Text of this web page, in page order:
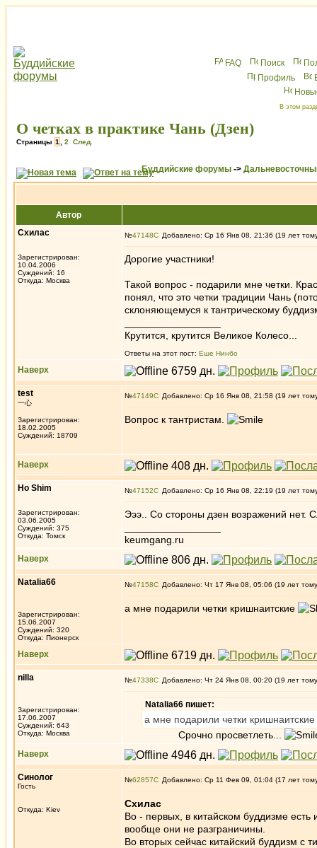
FAQ Поиск
Профиль
В этом
О четках в практике Чань (Дзен)
Страницы 1 2 След.
Буддийские форумы ->
Автор
Схилас
Зарегистрирован:
10.04.2006
Суждений: 16
Откуда: Москва
№47148 Добавлено: Ср 16 Янв 08, 21:36 (19 лет
Дорогие участники!
Такой вопрос - подарили мне четки.
понял, что это четки традиции Чань
склоняющемуся к тантрическому
Крутится, крутится Великое Колесо...
Ответы на этот пост: Еше Нинбо
Наверх
test
一心
Зарегистрирован:
18.02.2005
Суждений: 18709
№47149 Добавлено: Ср 16 Янв 08, 21:58 (19 лет
Вопрос к тантристам.
Наверх
Ho Shim
Зарегистрирован:
03.06.2005
Суждений: 375
Откуда: Томск
№47152 Добавлено: Ср 16 Янв 08, 22:19 (19 лет
Эээ.. Со стороны дзен возражений нет.
keumgang.ru
Наверх
Natalia66
Зарегистрирован:
15.06.2007
Суждений: 320
Откуда: Пионерск
№47158 Добавлено: Чт 17 Янв 08, 05:06 (19 лет
а мне подарили четки кришнаитские
Наверх
nilla
Зарегистрирован:
17.06.2007
Суждений: 643
Откуда: Москва
№47338 Добавлено: Чт 24 Янв 08, 00:20 (19 лет
Natalia66 пишет:
а мне подарили четки кришнаитские
Срочно просветлеть...
Наверх
Синолог
Гость
Откуда: Kiev
№62857 Добавлено: Ср 11 Фев 09, 01:04 (17 лет
Схилас
Во - первых, в китайском буддизме есть
вообще они не разграничины.
Во вторых сейчас китайский буддизм с